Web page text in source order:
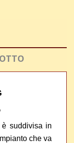
suddivisa in
che va